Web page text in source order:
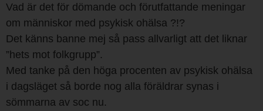
Vad är det för dömande och förutfattande meningar
om människor med psykisk ohälsa ?!?
Det känns banne mej så pass allvarligt att det liknar
”hets mot folkgrupp”.
Med tanke på den höga procenten av psykisk ohälsa
i dagsläget så borde nog alla föräldrar synas i
sömmarna av soc nu.